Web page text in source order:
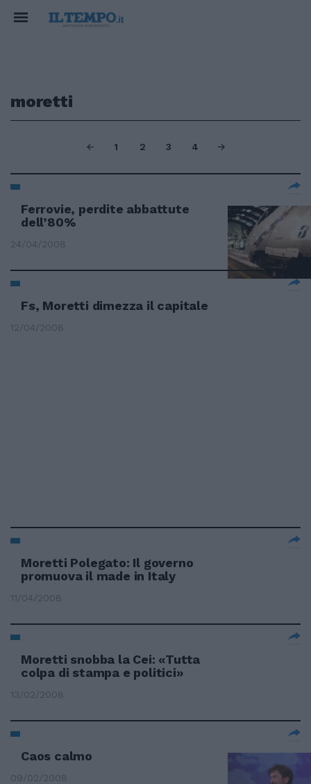
moretti
1 2 3 4
Ferrovie, perdite abbattute
dell’80%
24/04/2008
Fs, Moretti dimezza il capitale
12/04/2008
Moretti Polegato: Il governo
promuova il made in Italy
11/04/2008
Moretti snobba la Cei: «Tutta
colpa di stampa e politici»
13/02/2008
Caos calmo
09/02/2008